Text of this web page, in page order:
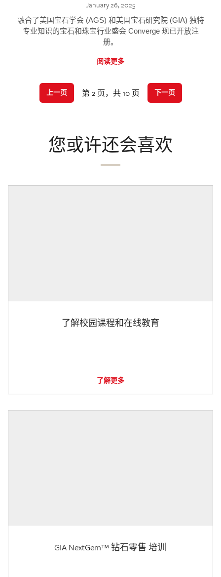
January 26, 2025
融合了美国宝石学会 (AGS) 和美国宝石研究院 (GIA) 独特
专业知识的宝石和珠宝行业盛会 Converge 现已开放注
册。
阅读更多
上一页 第 2 页，共 10 页 下一页
您或许还会喜欢
了解校园课程和在线教育
了解更多
GIA NextGem™ 钻石零售 培训